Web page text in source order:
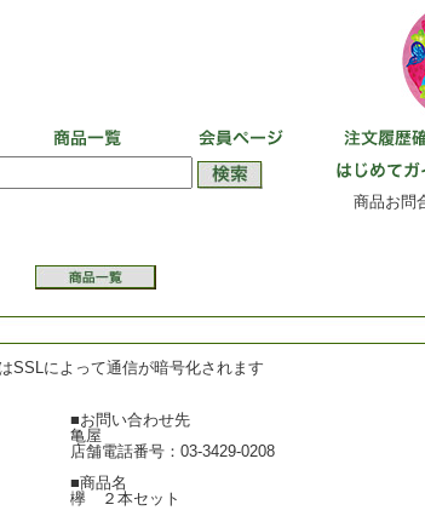
商品お問
SSLによって通信が暗号化されます
■お問い合わせ先
亀屋
店舗電話番号：03-3429-0208
■商品名
欅 ２本セット